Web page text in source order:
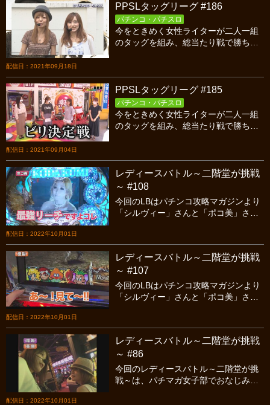
配信日：2021年09月18日
PPSLタッグリーグ #186
パチンコ・パチスロ
今をときめく女性ライターが二人一組
のタッグを組み、総当たり戦で勝ち点
半戦です！
配信日：2021年09月04日
PPSLタッグリーグ #185
パチンコ・パチスロ
今をときめく女性ライターが二人一組
のタッグを組み、総当たり戦で勝ち点
半戦です！
配信日：2022年10月01日
レディースバトル～二階堂が挑戦
～ #108
今回のLBはパチンコ攻略マガジンより
「シルヴィー」さんと「ポコ美」さん
勝利は訪れるのかっ？
配信日：2022年10月01日
レディースバトル～二階堂が挑戦
～ #107
今回のLBはパチンコ攻略マガジンより
「シルヴィー」さんと「ポコ美」さん
利は訪れるのかっ？
配信日：2022年10月01日
レディースバトル～二階堂が挑戦
～ #86
今回のレディースバトル～二階堂が挑
戦～は、パチマガ女子部でおなじみの